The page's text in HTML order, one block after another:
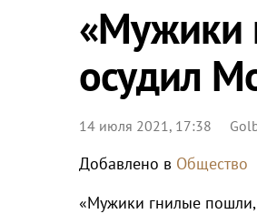
«Мужики
осудил
14 июля 2021, 17:38
Добавлено в Общество
«Мужики гнилые пошли,